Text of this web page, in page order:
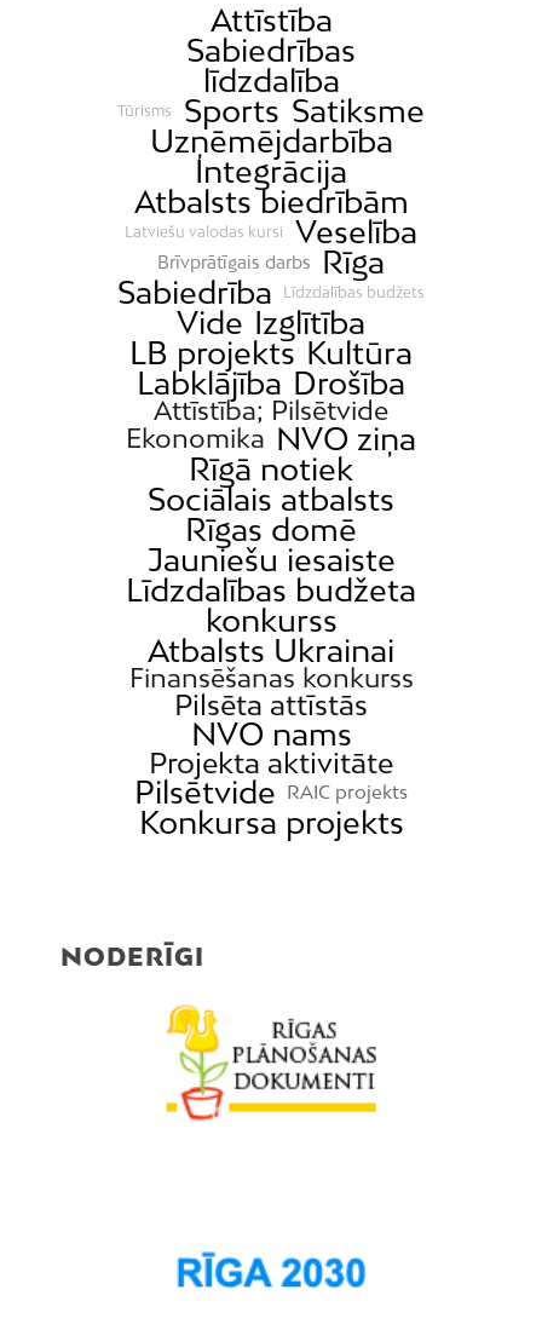
Attīstība
Sabiedrības
līdzdalība
Tūrisms Sports Satiksme
Uzņēmējdarbība
Integrācija
Atbalsts biedrībām
Latviešu valodas kursi Veselība
Brīvprātīgais darbs
Rīga
Sabiedrība
Līdzdalības budžets
Vide Izglītība
LB projekts Kultūra
Labklājība Drošība
Attīstība; Pilsētvide
Ekonomika NVO ziņa
Rīgā notiek
Sociālais atbalsts
Rīgas domē
Jauniešu iesaiste
Līdzdalības budžeta
konkurss
Atbalsts Ukrainai
Finansēšanas konkurss
Pilsēta attīstās
NVO nams
Projekta aktivitāte
Pilsētvide RAIC projekts
Konkursa projekts
NODERĪGI